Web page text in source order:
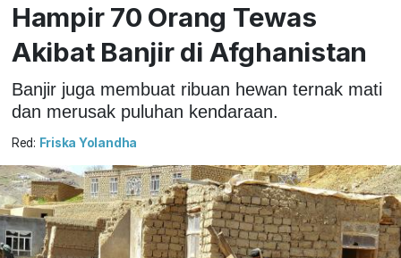
Hampir 70 Orang Tewas
Akibat Banjir di Afghanistan
Banjir juga membuat ribuan hewan ternak mati
dan merusak puluhan kendaraan.
Red: Friska Yolandha